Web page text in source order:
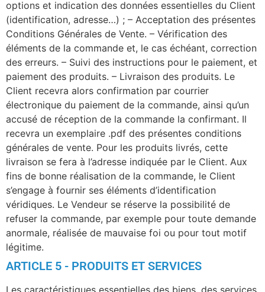
options et indication des données essentielles du Client
(identification, adresse…) ; – Acceptation des présentes
Conditions Générales de Vente. – Vérification des
éléments de la commande et, le cas échéant, correction
des erreurs. – Suivi des instructions pour le paiement, et
paiement des produits. – Livraison des produits. Le
Client recevra alors confirmation par courrier
électronique du paiement de la commande, ainsi qu’un
accusé de réception de la commande la confirmant. Il
recevra un exemplaire .pdf des présentes conditions
générales de vente. Pour les produits livrés, cette
livraison se fera à l’adresse indiquée par le Client. Aux
fins de bonne réalisation de la commande, le Client
s’engage à fournir ses éléments d’identification
véridiques. Le Vendeur se réserve la possibilité de
refuser la commande, par exemple pour toute demande
anormale, réalisée de mauvaise foi ou pour tout motif
légitime.
ARTICLE 5 - PRODUITS ET SERVICES
Les caractéristiques essentielles des biens, des services